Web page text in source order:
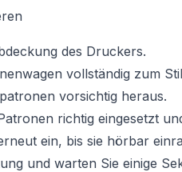
des Druckers.
vollständig zum
vorsichtig heraus.
richtig eingesetzt
ein, bis sie hörbar
und warten Sie einige